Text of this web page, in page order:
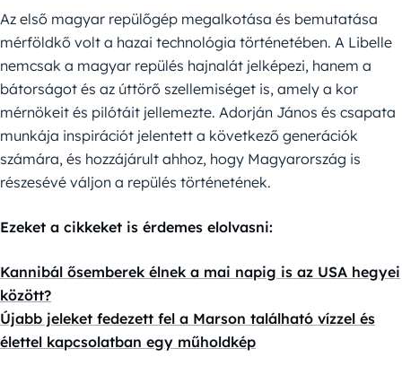
Az első magyar repülőgép megalkotása és bemutatása
mérföldkő volt a hazai technológia történetében. A Libelle
nemcsak a magyar repülés hajnalát jelképezi, hanem a
bátorságot és az úttörő szellemiséget is, amely a kor
mérnökeit és pilótáit jellemezte. Adorján János és csapata
munkája inspirációt jelentett a következő generációk
számára, és hozzájárult ahhoz, hogy Magyarország is
részesévé váljon a repülés történetének.
Ezeket a cikkeket is érdemes elolvasni:
Kannibál ősemberek élnek a mai napig is az USA hegyei
között?
Újabb jeleket fedezett fel a Marson található vízzel és
élettel kapcsolatban egy műholdkép